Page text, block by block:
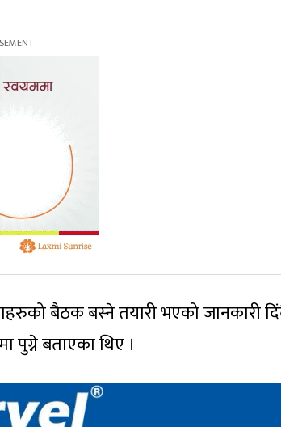
बैठक बस्ने तयारी भएको जानकारी
पुग्ने बताएका थिए ।